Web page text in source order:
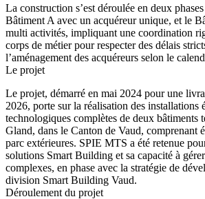
La construction s’est déroulée en deux
Bâtiment A avec un acquéreur unique, et le
multi activités, impliquant une coordination
corps de métier pour respecter des délais
l’aménagement des acquéreurs selon le
Le projet
Le projet, démarré en mai 2024 pour une
2026, porte sur la réalisation des installations
technologiques complètes de deux bâtiments
Gland, dans le Canton de Vaud, comprenant
parc extérieures. SPIE MTS a été retenue
solutions Smart Building et sa capacité à
complexes, en phase avec la stratégie de
division Smart Building Vaud.
Déroulement du projet